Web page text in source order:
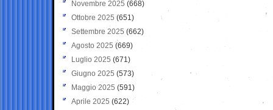
Novembre 2025 (668)
Ottobre 2025 (651)
Settembre 2025 (662)
Agosto 2025 (669)
Luglio 2025 (671)
Giugno 2025 (573)
Maggio 2025 (591)
Aprile 2025 (622)